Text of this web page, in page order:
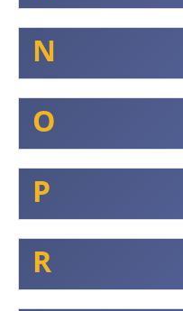
N
O
P
R